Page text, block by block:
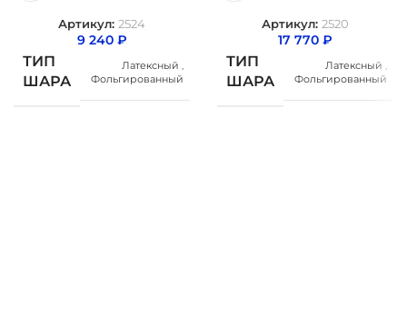
Артикул: 2524
9 240 ₽
ТИП
ШАРА
Латексный
Фольгированный
Артикул: 2520
17 770 ₽
ТИП
ШАРА
Латексный
Фольгированный